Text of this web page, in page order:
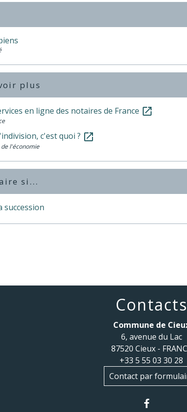
plus
en ligne des notaires de France open_in_new
c'est quoi ? open_in_new
l'économie
si...
succession
Contacts
Commune de
6, avenue du Lac
87520 Cieux -
+33 5 55 03 30 28
Contact par